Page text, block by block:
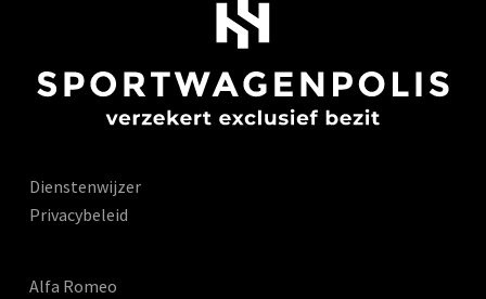
Dienstenwijzer
Privacybeleid
Alfa Romeo